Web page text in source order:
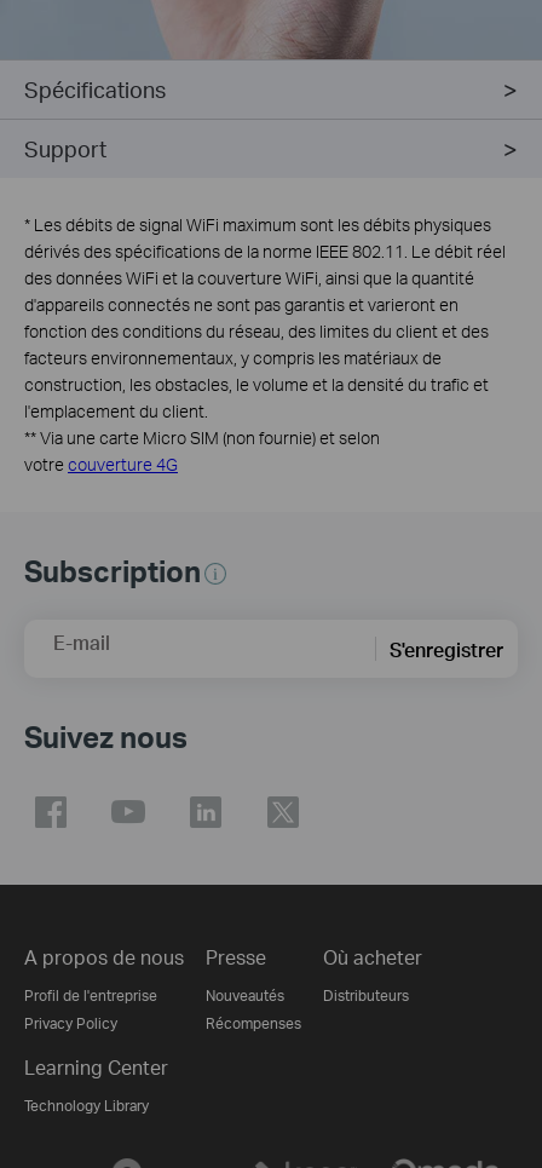
Spécifications
Support
* Les débits de signal WiFi maximum sont les débits physiques
dérivés des spécifications de la norme IEEE 802.11. Le débit réel
des données WiFi et la couverture WiFi, ainsi que la quantité
d'appareils connectés ne sont pas garantis et varieront en
fonction des conditions du réseau, des limites du client et des
facteurs environnementaux, y compris les matériaux de
construction, les obstacles, le volume et la densité du trafic et
l'emplacement du client.
**Via une carte Micro SIM (non fournie) et selon
votre couverture 4G
Subscription
E-mail S'enregistrer
Suivez nous
A propos de nous
Profil de l'entreprise
Privacy Policy
Presse
Nouveautés
Récompenses
Où acheter
Distributeurs
Learning Center
Technology Library